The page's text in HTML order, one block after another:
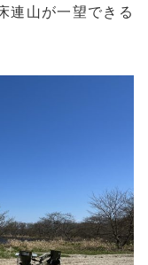
連山が一望できる